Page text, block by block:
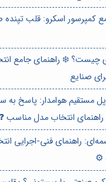
کمپرسور اسکرو: قلب تپنده
چیست؟ ❄️ راهنمای جامع
صنایع
مستقیم هوامدار: پاسخ به
انتخاب مدل مناسب ❓
راهنمای فنی-اجرایی
⚙️